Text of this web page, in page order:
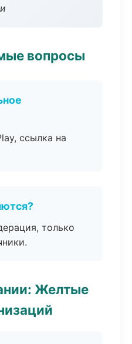
вопросы
ссылка на
только
Желтые